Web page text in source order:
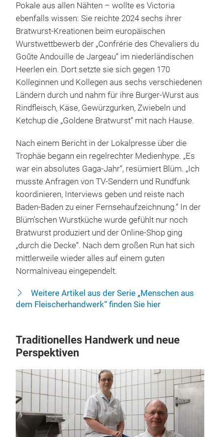
Pokale aus allen Nähten – wollte es Victoria
ebenfalls wissen: Sie reichte 2024 sechs ihrer
Bratwurst-Kreationen beim europäischen
Wurstwettbewerb der „Confrérie des Chevaliers du
Goûte Andouille de Jargeau“ im niederländischen
Heerlen ein. Dort setzte sie sich gegen 170
Kolleginnen und Kollegen aus sechs verschiedenen
Ländern durch und nahm für ihre Burger-Wurst aus
Rindfleisch, Käse, Gewürzgurken, Zwiebeln und
Ketchup die „Goldene Bratwurst“ mit nach Hause.
Nach einem Bericht in der Lokalpresse über die
Trophäe begann ein regelrechter Medienhype. „Es
war ein absolutes Gaga-Jahr“, resümiert Blüm. „Ich
musste Anfragen von TV-Sendern und Rundfunk
koordinieren, Interviews geben und reiste nach
Baden-Baden zu einer Fernsehaufzeichnung.“ In der
Blüm'schen Wurstküche wurde gefühlt nur noch
Bratwurst produziert und der Online-Shop ging
„durch die Decke“. Nach dem großen Run hat sich
mittlerweile wieder alles auf einem guten
Normalniveau eingependelt.
Weitere Artikel aus der Serie „Menschen aus
dem Fleischerhandwerk“ finden Sie hier
Traditionelles Handwerk und neue
Perspektiven